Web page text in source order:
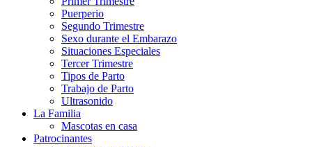
Puerperio
Segundo Trimestre
Sexo durante el Embarazo
Situaciones Especiales
Tercer Trimestre
Tipos de Parto
Trabajo de Parto
Ultrasonido
La Familia
Mascotas en casa
Patrocinantes